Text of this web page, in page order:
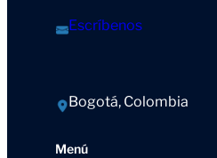
Escríbenos
Bogotá, Colombia
Menú